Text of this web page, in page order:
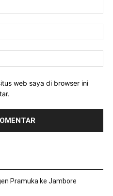
web saya di browser ini
Pramuka ke Jambore